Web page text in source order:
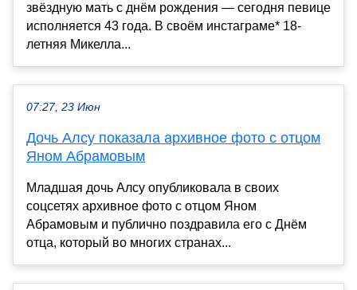
звёздную мать с днём рождения — сегодня певице
исполняется 43 года. В своём инстаграме* 18-
летняя Микелла...
07:27, 23 Июн
Дочь Алсу показала архивное фото с отцом
Яном Абрамовым
Младшая дочь Алсу опубликовала в своих
соцсетях архивное фото с отцом Яном
Абрамовым и публично поздравила его с Днём
отца, который во многих странах...